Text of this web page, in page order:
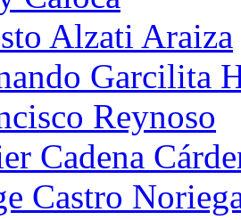
Alzati Araiza
Garcilita
Reynoso
Cadena
Castro